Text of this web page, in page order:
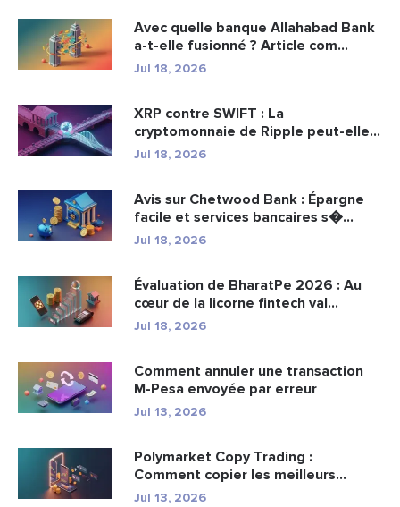
Avec quelle banque Allahabad Bank
a-t-elle fusionné ? Article com...
Jul 18, 2026
XRP contre SWIFT : La
cryptomonnaie de Ripple peut-elle
remplacer...
Jul 18, 2026
Avis sur Chetwood Bank : Épargne
facile et services bancaires s�...
Jul 18, 2026
Évaluation de BharatPe 2026 : Au
cœur de la licorne fintech val...
Jul 18, 2026
Comment annuler une transaction
M-Pesa envoyée par erreur
Jul 13, 2026
Polymarket Copy Trading :
Comment copier les meilleurs
portefeuil...
Jul 13, 2026